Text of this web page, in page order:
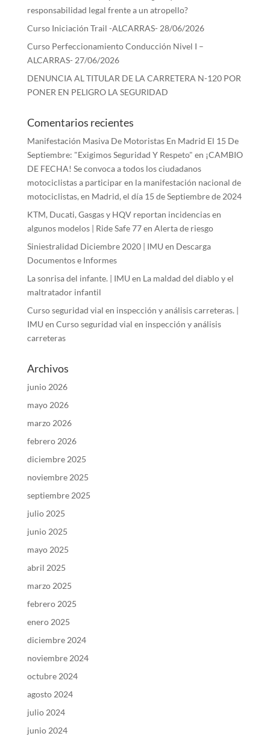
responsabilidad legal frente a un atropello?
Curso Iniciación Trail -ALCARRAS- 28/06/2026
Curso Perfeccionamiento Conducción Nivel I –
ALCARRAS- 27/06/2026
DENUNCIA AL TITULAR DE LA CARRETERA N-120 POR
PONER EN PELIGRO LA SEGURIDAD
Comentarios recientes
Manifestación Masiva De Motoristas En Madrid El 15 De
Septiembre: "Exigimos Seguridad Y Respeto" en ¡CAMBIO
DE FECHA! Se convoca a todos los ciudadanos
motociclistas a participar en la manifestación nacional de
motociclistas, en Madrid, el día 15 de Septiembre de 2024
KTM, Ducati, Gasgas y HQV reportan incidencias en
algunos modelos | Ride Safe 77en Alerta de riesgo
Siniestralidad Diciembre 2020 | IMU en Descarga
Documentos e Informes
La sonrisa del infante. | IMU en La maldad del diablo y el
maltratador infantil
Curso seguridad vial en inspección y análisis carreteras. |
IMU en Curso seguridad vial en inspección y análisis
carreteras
Archivos
junio 2026
mayo 2026
marzo 2026
febrero 2026
diciembre 2025
noviembre 2025
septiembre 2025
julio 2025
junio 2025
mayo 2025
abril 2025
marzo 2025
febrero 2025
enero 2025
diciembre 2024
noviembre 2024
octubre 2024
agosto 2024
julio 2024
junio 2024